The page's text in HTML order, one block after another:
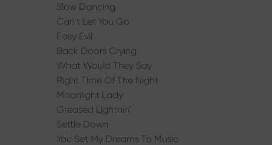
Slow Dancing
Can’t Let You Go
Easy Evil
Back Doors Crying
What Would They Say
Right Time Of The Night
Moonlight Lady
Greased Lightnin’
Settle Down
You Set My Dreams To Music